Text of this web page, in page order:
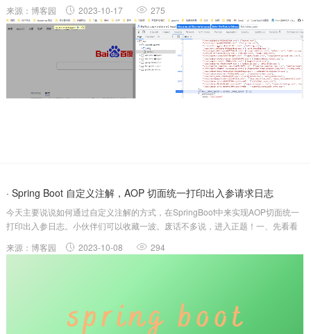
在调试完成后清理掉我们打印的日志代码。其实，Chrome浏览器除了可以打断
点...
来源：博客园 2023-10-17 275
· Spring Boot 自定义注解，AOP 切面统一打印出入参请求日志
今天主要说说如何通过自定义注解的方式，在SpringBoot中来实现AOP切面统一
打印出入参日志。小伙伴们可以收藏一波。废话不多说，进入正题！一、先看看
上图中可以看到，每个对于每个请求，开始与结束一目了然，并且打印了以下...
来源：博客园 2023-10-08 294